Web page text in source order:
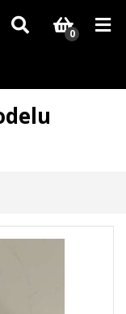
nejsou skladem,
0